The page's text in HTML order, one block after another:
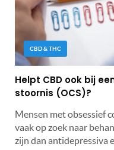
CBD & THC
Helpt CBD ook bij
stoornis (OCS)?
Mensen met obsessief
vaak op zoek naar
zijn dan antidepressiva